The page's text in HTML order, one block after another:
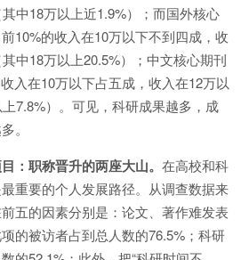
中18万以上近1.9%）；而国外核心
10%的收入在10万以下不到四成，收
中18万以上20.5%）；中文核心期刊
入在10万以下占五成，收入在12万以
7.8%）。可见，科研成果越多，成
。
： 职称晋升的两座大山。 在高校和科
重要的个人发展路径。从调查数据来
五的因素分别是：论文、著作难发表
的被访者占到总人数的76.5%；科研